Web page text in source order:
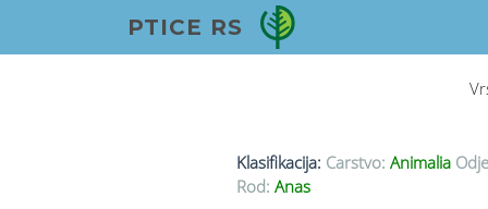
PTICE RS
Klasifikacija: Carstvo: Animalia
Rod: Anas